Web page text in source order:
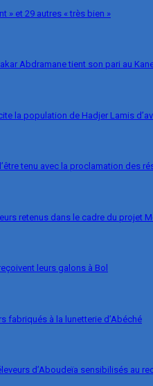
» et 29 autres « très bien »
Abdramane tient son pari au
la population de Hadjer Lamis
tenu avec la proclamation des
retenus dans le cadre du projet
leurs galons à Bol
fabriqués à la lunetterie d’Abéché
d’Aboudeïa sensibilisés au